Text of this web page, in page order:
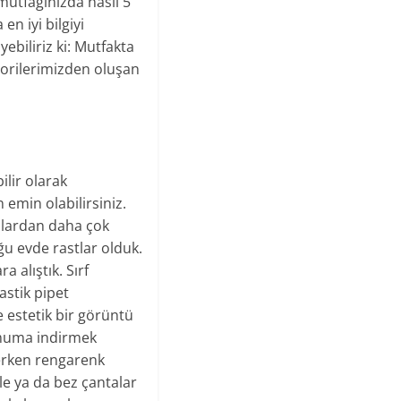
en iyi bilgiyi
ki: Mutfakta
oluşan
olarak
emin olabilirsiniz.
daha çok
evde rastlar olduk.
alıştık. Sırf
pipet
estetik bir görüntü
indirmek
rengarenk
ya da bez çantalar